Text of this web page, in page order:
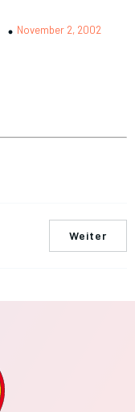
November 2, 2002
Weiter